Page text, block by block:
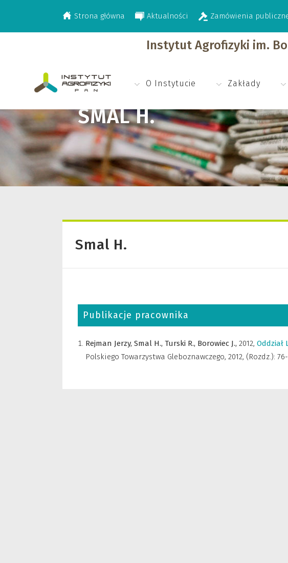
Strona główna Aktualności Zamówienia
Instytut Agrofizyki im.
O Instytucie Zakłady
SMAL H.
>Smal H.
Smal H.
Publikacje pracownika
Rejman Jerzy, Smal H., Turski R., Borowiec J., 2012, Oddział
Polskiego Towarzystwa Gleboznawczego, 2012, (Rozdz.):